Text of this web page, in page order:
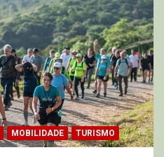
MOBILIDADE TURISMO